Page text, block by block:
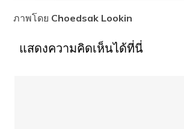
ภาพโดย Choedsak Lookin
แสดงความคิดเห็นได้ที่นี่